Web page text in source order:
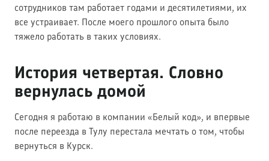
сотрудников там работает годами и десятилетиями, их
все устраивает. После моего прошлого опыта было
тяжело работать в таких условиях.
История четвертая. Словно
вернулась домой
Сегодня я работаю в компании «Белый код», и впервые
после переезда в Тулу перестала мечтать о том, чтобы
вернуться в Курск.